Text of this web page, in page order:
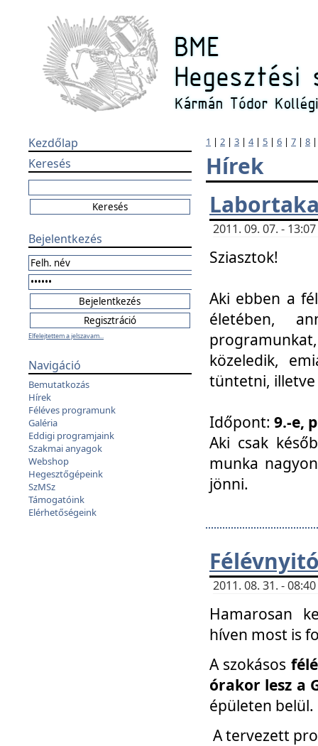
Kezdőlap
Keresés
Bejelentkezés
Elfelejtettem a jelszavam...
Navigáció
Bemutatkozás
Hírek
Féléves programunk
Galéria
Eddigi programjaink
Szakmai anyagok
Webshop
Hegesztőgépeink
SzMSz
Támogatóink
Elérhetőségeink
1 | 2 | 3 | 4| 5 | 6 | 7 | 8
Hírek
2011. 09. 07. -
Sziasztok!
Aki ebben a
életében,
közeledik,
tüntetni, illetve
Időpont: 9.-e,
Aki csak
munka
jönni.
2011. 08. 31. -
Hamarosan
híven most is
A szokásos
órakor lesz a
épületen belül.
A tervezett